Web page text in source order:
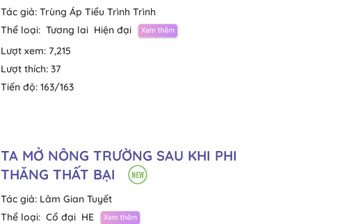
Tác giả: Trùng Áp Tiểu Trình Trình
Thể loại: Tương lai Hiện đại
Lượt xem: 7,215
Lượt thích: 37
Tiến độ: 163/163
TA MỞ NÔNG TRƯỜNG SAU KHI PHI
THĂNG THẤT BẠI
Tác giả: Lâm Gian Tuyết
Thể loại: Cổ đại HE